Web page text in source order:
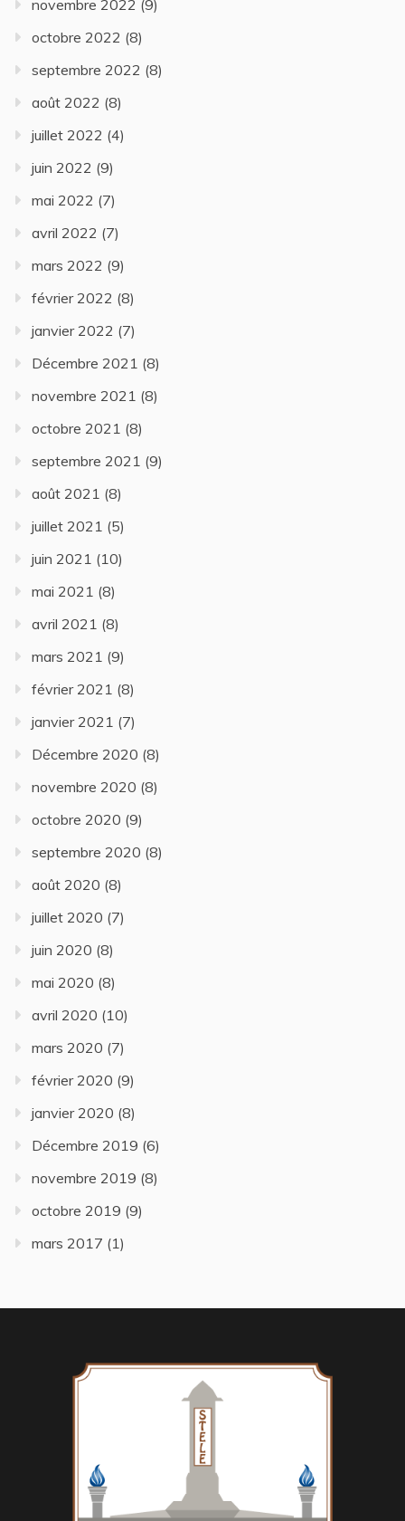
novembre 2022 (9)
octobre 2022 (8)
septembre 2022 (8)
août 2022 (8)
juillet 2022 (4)
juin 2022 (9)
mai 2022 (7)
avril 2022 (7)
mars 2022 (9)
février 2022 (8)
janvier 2022 (7)
Décembre 2021 (8)
novembre 2021 (8)
octobre 2021 (8)
septembre 2021 (9)
août 2021 (8)
juillet 2021 (5)
juin 2021 (10)
mai 2021 (8)
avril 2021 (8)
mars 2021 (9)
février 2021 (8)
janvier 2021 (7)
Décembre 2020 (8)
novembre 2020 (8)
octobre 2020 (9)
septembre 2020 (8)
août 2020 (8)
juillet 2020 (7)
juin 2020 (8)
mai 2020 (8)
avril 2020 (10)
mars 2020 (7)
février 2020 (9)
janvier 2020 (8)
Décembre 2019 (6)
novembre 2019 (8)
octobre 2019 (9)
mars 2017 (1)